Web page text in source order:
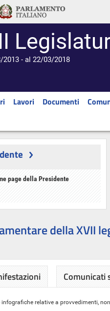
2013 - al 22/03/2018
Lavori Documenti
page della Presidente
della XVII
Comunicati
relative a provvedimenti,